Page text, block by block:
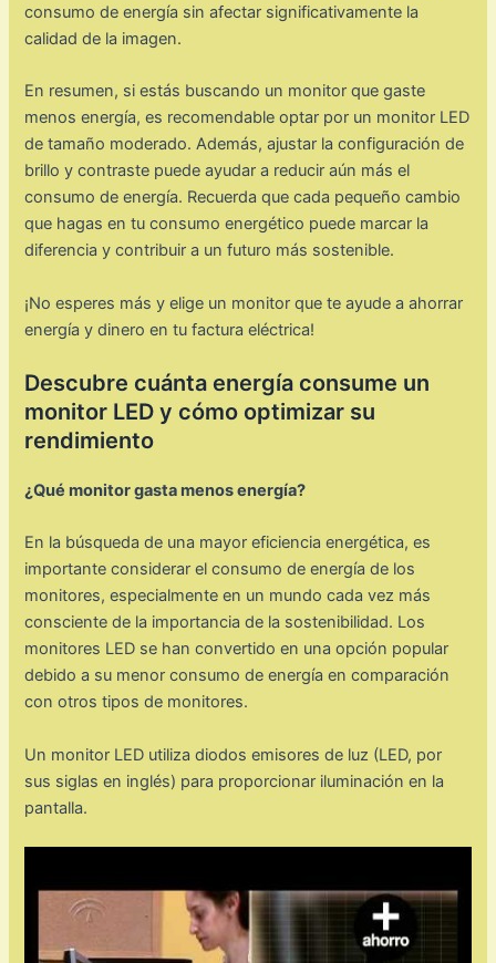
consumo de energía sin afectar significativamente la
calidad de la imagen.
En resumen, si estás buscando un monitor que gaste
menos energía, es recomendable optar por un monitor LED
de tamaño moderado. Además, ajustar la configuración de
brillo y contraste puede ayudar a reducir aún más el
consumo de energía. Recuerda que cada pequeño cambio
que hagas en tu consumo energético puede marcar la
diferencia y contribuir a un futuro más sostenible.
¡No esperes más y elige un monitor que te ayude a ahorrar
energía y dinero en tu factura eléctrica!
Descubre cuánta energía consume un
monitor LED y cómo optimizar su
rendimiento
¿Qué monitor gasta menos energía?
En la búsqueda de una mayor eficiencia energética, es
importante considerar el consumo de energía de los
monitores, especialmente en un mundo cada vez más
consciente de la importancia de la sostenibilidad. Los
monitores LED se han convertido en una opción popular
debido a su menor consumo de energía en comparación
con otros tipos de monitores.
Un monitor LED utiliza diodos emisores de luz (LED, por
sus siglas en inglés) para proporcionar iluminación en la
pantalla.